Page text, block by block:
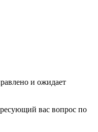
и ожидает
вас вопрос по